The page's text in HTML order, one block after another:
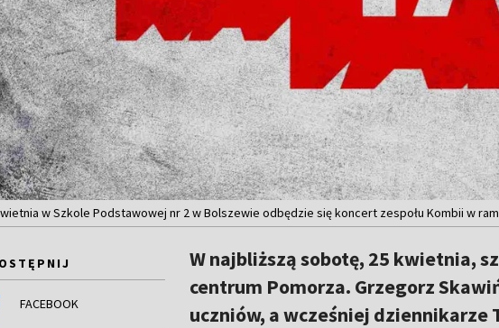
w Szkole Podstawowej nr 2 w Bolszewie odbędzie się koncert zespołu Kombii w
FACEBOOK
W najbliższą sobotę, 25 kwietnia,
centrum Pomorza. Grzegorz
uczniów, a wcześniej